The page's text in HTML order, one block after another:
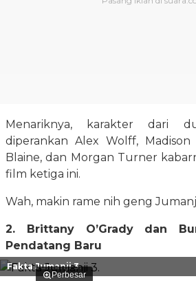
Menariknya, karakter dari
diperankan Alex Wolff, Madison
Blaine, dan Morgan Turner
film ketiga ini.
Wah, makin rame nih geng
2. Brittany O’Grady dan
Pendatang Baru
Perbesar
Fakta Jumanji 3.